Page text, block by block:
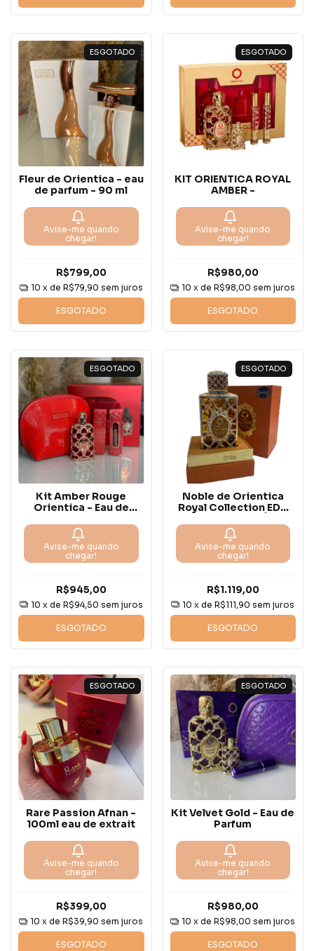
ESGOTADO
Fleur de Orientica - eau
de parfum - 90 ml
Avise-me quando
chegar!
R$799,00
10 x de R$79,90 sem juros
ESGOTADO
ESGOTADO
KIT ORIENTICA ROYAL
AMBER -
Avise-me quando
chegar!
R$980,00
10 x deR$98,00 sem juros
ESGOTADO
ESGOTADO
Kit Amber Rouge
Orientica - Eau de
Avise-me quando
chegar!
R$945,00
10 x de R$94,50 sem juros
ESGOTADO
ESGOTADO
Noble de Orientica
Royal Collection EDP
Avise-me quando
chegar!
R$1.119,00
10 x deR$111,90 sem juros
ESGOTADO
ESGOTADO
Rare Passion Afnan -
100ml eau de extrait
Avise-me quando
chegar!
R$399,00
10 x deR$39,90 sem juros
ESGOTADO
ESGOTADO
Kit Velvet Gold - Eau de
Parfum
Avise-me quando
chegar!
R$980,00
10 x deR$98,00 sem juros
ESGOTADO